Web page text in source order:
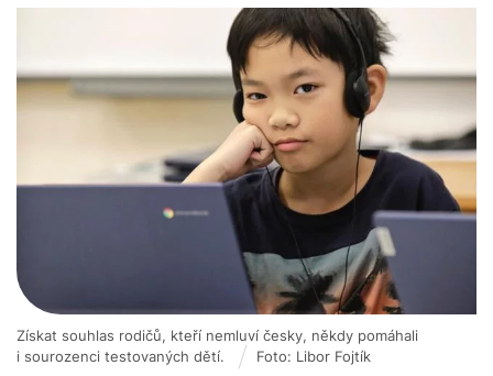
Získat souhlas rodičů, kteří nemluví česky, někdy pomáhali
i sourozenci testovaných dětí.
Foto: Libor Fojtík